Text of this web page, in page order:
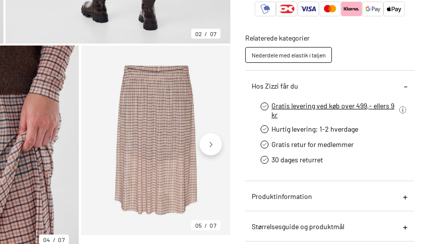
02 07
04 07
05 07
Relaterede kategorier
Nederdele med elastik i taljen
Hos Zizzi får du
Gratis levering ved køb over 499,- ellers 9
kr
Hurtig levering­: 1-2 hverdage
Gratis retur for medlemmer
30 dages returret
Produktinformation
Størrelsesguide og produktmål